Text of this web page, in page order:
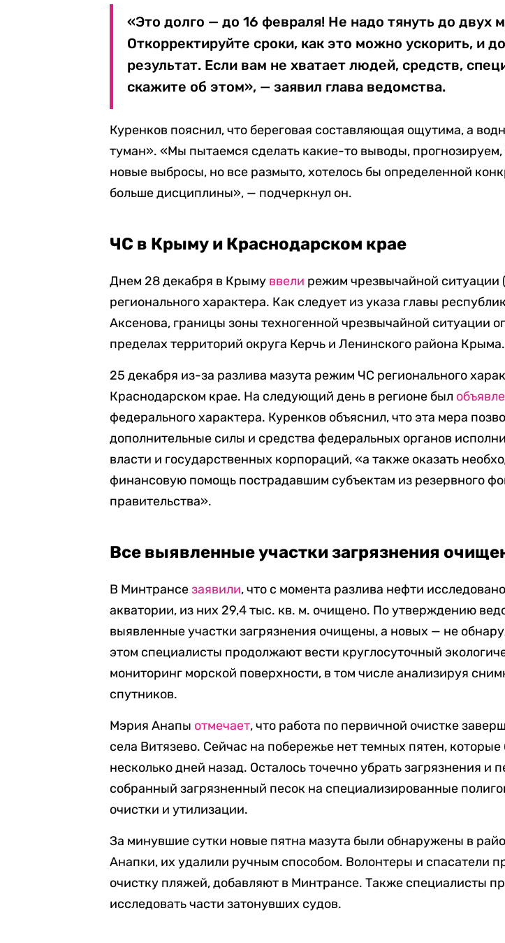
«Это долго — до 16 февраля! Не надо тянуть до двух
Откорректируйте сроки, как это можно ускорить, и
результат. Если вам не хватает людей, средств,
скажите об этом», — заявил глава ведомства.
Куренков пояснил, что береговая составляющая ощутима, а
туман». «Мы пытаемся сделать какие-то выводы, прогнозируем,
новые выбросы, но все размыто, хотелось бы определенной
больше дисциплины», — подчеркнул он.
ЧС в Крыму и Краснодарском крае
Днем 28 декабря в Крыму ввели режим чрезвычайной ситуации
регионального характера. Как следует из указа главы
Аксенова, границы зоны техногенной чрезвычайной ситуации
пределах территорий округа Керчь и Ленинского района Крыма.
25 декабря из-за разлива мазута режим ЧС регионального
Краснодарском крае. На следующий день в регионе был
федерального характера. Куренков объяснил, что эта мера
дополнительные силы и средства федеральных органов
власти и государственных корпораций, «а также оказать
финансовую помощь пострадавшим субъектам из резервного
правительства».
Все выявленные участки загрязнения
В Минтрансезаявили, что с момента разлива нефти
акватории, из них 29,4 тыс. кв. м. очищено. По утверждению
выявленные участки загрязнения очищены, а новых — не
этом специалисты продолжают вести круглосуточный
мониторинг морской поверхности, в том числе анализируя
спутников.
Мэрия Анапы отмечает, что работа по первичной очистке
села Витязево. Сейчас на побережье нет темных пятен, которые
несколько дней назад. Осталось точечно убрать загрязнения и
собранный загрязненный песок на специализированные
очистки и утилизации.
За минувшие сутки новые пятна мазута были обнаружены в
Анапки, их удалили ручным способом. Волонтеры и спасатели
очистку пляжей, добавляют в Минтрансе. Также специалисты
исследовать части затонувших судов.